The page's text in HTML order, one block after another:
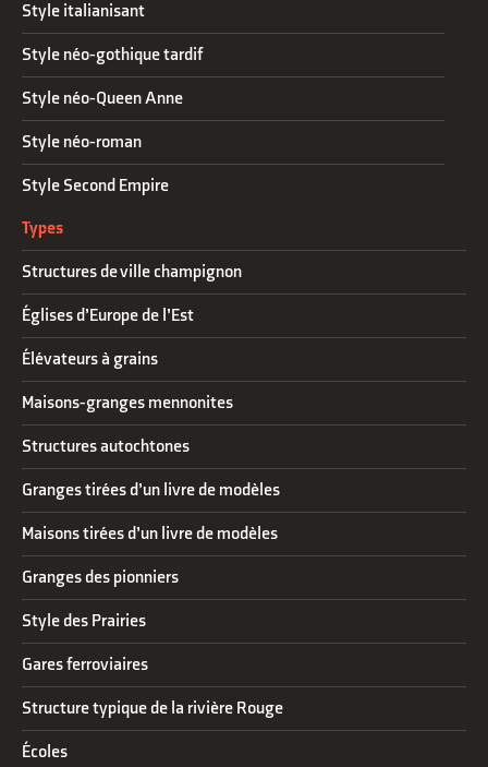
Style italianisant
Style néo-gothique tardif
Style néo-Queen Anne
Style néo-roman
Style Second Empire
Types
Structures de ville champignon
Églises d’Europe de l’Est
Élévateurs à grains
Maisons-granges mennonites
Structures autochtones
Granges tirées d’un livre de modèles
Maisons tirées d’un livre de modèles
Granges des pionniers
Style des Prairies
Gares ferroviaires
Structure typique de la rivière Rouge
Écoles